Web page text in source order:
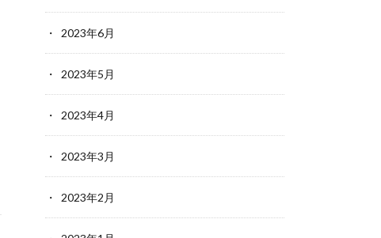
2023年6月
2023年5月
2023年4月
2023年3月
2023年2月